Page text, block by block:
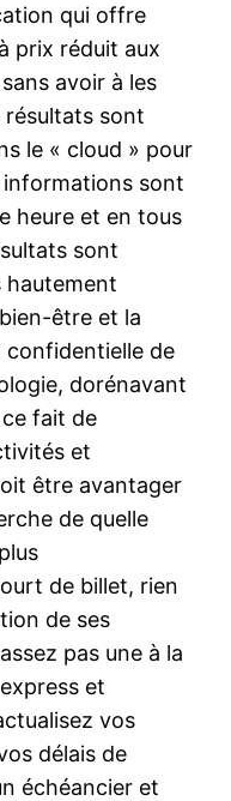
qui offre
prix réduit aux
avoir à les
résultats sont
le « cloud » pour
informations sont
heure et en tous
sont
hautement
être et la
confidentielle de
dorénavant
fait de
et
être avantager
de quelle
de billet, rien
de ses
pas une à la
et
vos
délais de
échéancier et